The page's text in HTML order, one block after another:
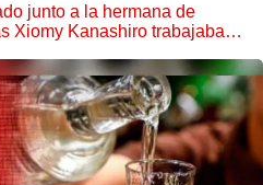
junto a la hermana de
Xiomy Kanashiro trabajaba: